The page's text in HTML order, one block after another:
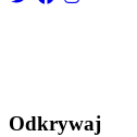
Odkrywaj